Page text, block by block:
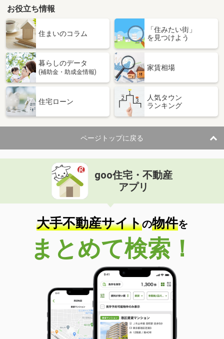
お役立ち情報
住まいのコラム
「住みたい街」
を見つけよう
暮らしのデータ
(補助金・助成金情報)
家賃相場
住宅ローン
人気タウン
ランキング
ページトップに戻る
goo住宅・不動産
アプリ
大手不動産サイトの物件を
まとめて検索！